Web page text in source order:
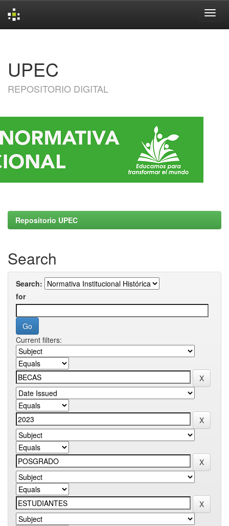
UPEC
REPOSITORIO DIGITAL
Repositorio UPEC
Search
Search:
for
Current filters: